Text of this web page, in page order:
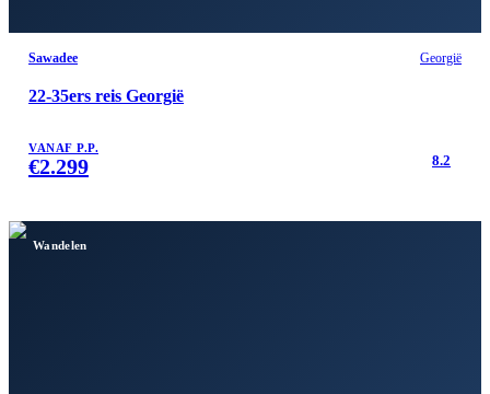
Sawadee Georgië
22-35ers reis Georgië
VANAF P.P.
€2.299 8.2
Wandelen